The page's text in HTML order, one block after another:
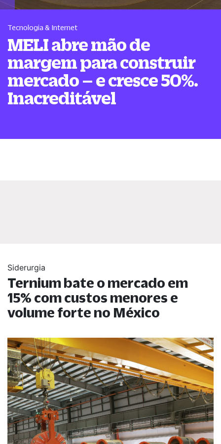
Tecnologia & Internet
MELI abre mão de
margem para construir
mercado – e cresce 50%.
Inacreditável
Siderurgia
Ternium bate o mercado em
15% com custos menores e
volume forte no México